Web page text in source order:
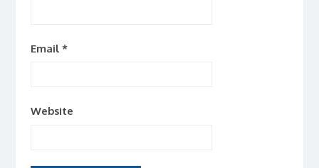
Email *
Website